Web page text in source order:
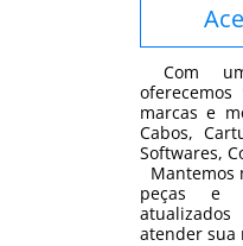
Com
marcas e
Cabos,
Softwares,
Mantemos
peças e
atender sua